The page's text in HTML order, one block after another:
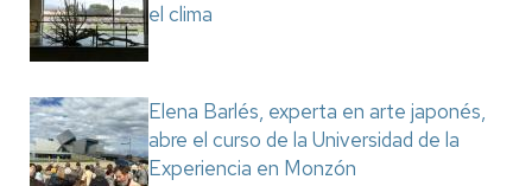
el clima
Elena Barlés, experta en arte japonés,
abre el curso de la Universidad de la
Experiencia en Monzón